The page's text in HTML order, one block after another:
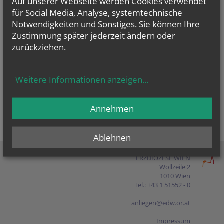
Presse
Shop
ERZDIÖZESE WIEN
Wollzeile 2
1010 Wien
Tel.: +43 1 51552 - 0
anliegen@edw.or.at
Impressum
für Social Media, Analyse, systemtechnische
Notwendigkeiten und Sonstiges. Sie können Ihre
Zustimmung später jederzeit ändern oder
zurückziehen.
Weitere Informationen anzeigen...
Ablehnen
Annehmen